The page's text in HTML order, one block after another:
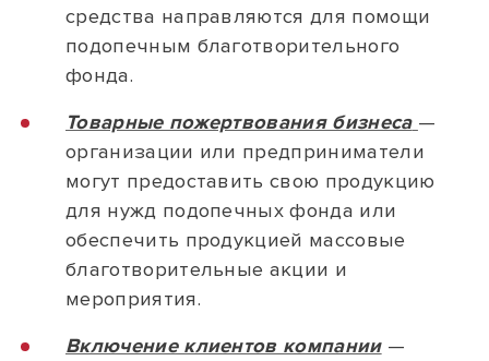
средства направляются для помощи
подопечным благотворительного
фонда.
Товарные пожертвования бизнеса —
организации или предприниматели
могут предоставить свою продукцию
для нужд подопечных фонда или
обеспечить продукцией массовые
благотворительные акции и
мероприятия.
Включение клиентов компании—